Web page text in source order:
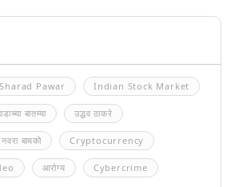
Sharad Pawar Indian Stock Market
बातम्या उद्धव ठाकरे
नवरा बायको Cryptocurrency
आरोग्य Cybercrime